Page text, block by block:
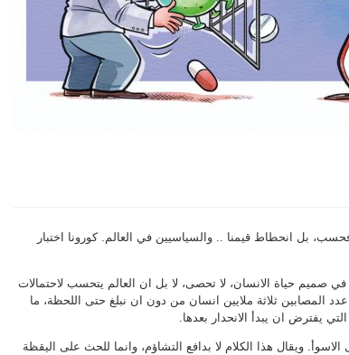
بل انحطاط قيمنا .. والسياسيين في العالم. كورونا اختبار
صميم حياة الانسان، لا تحصى، لا بل ان العالم يتحسب لاحتمالات
المصابين ثلاثة ملايين انسان من دون ان نبلغ حتى اللحظة، ما
يفترض ان يبدأ الانحدار بعدها.
ويقال هذا الكلام لا بدافع التشاؤم، وانما للحث على اليقظة